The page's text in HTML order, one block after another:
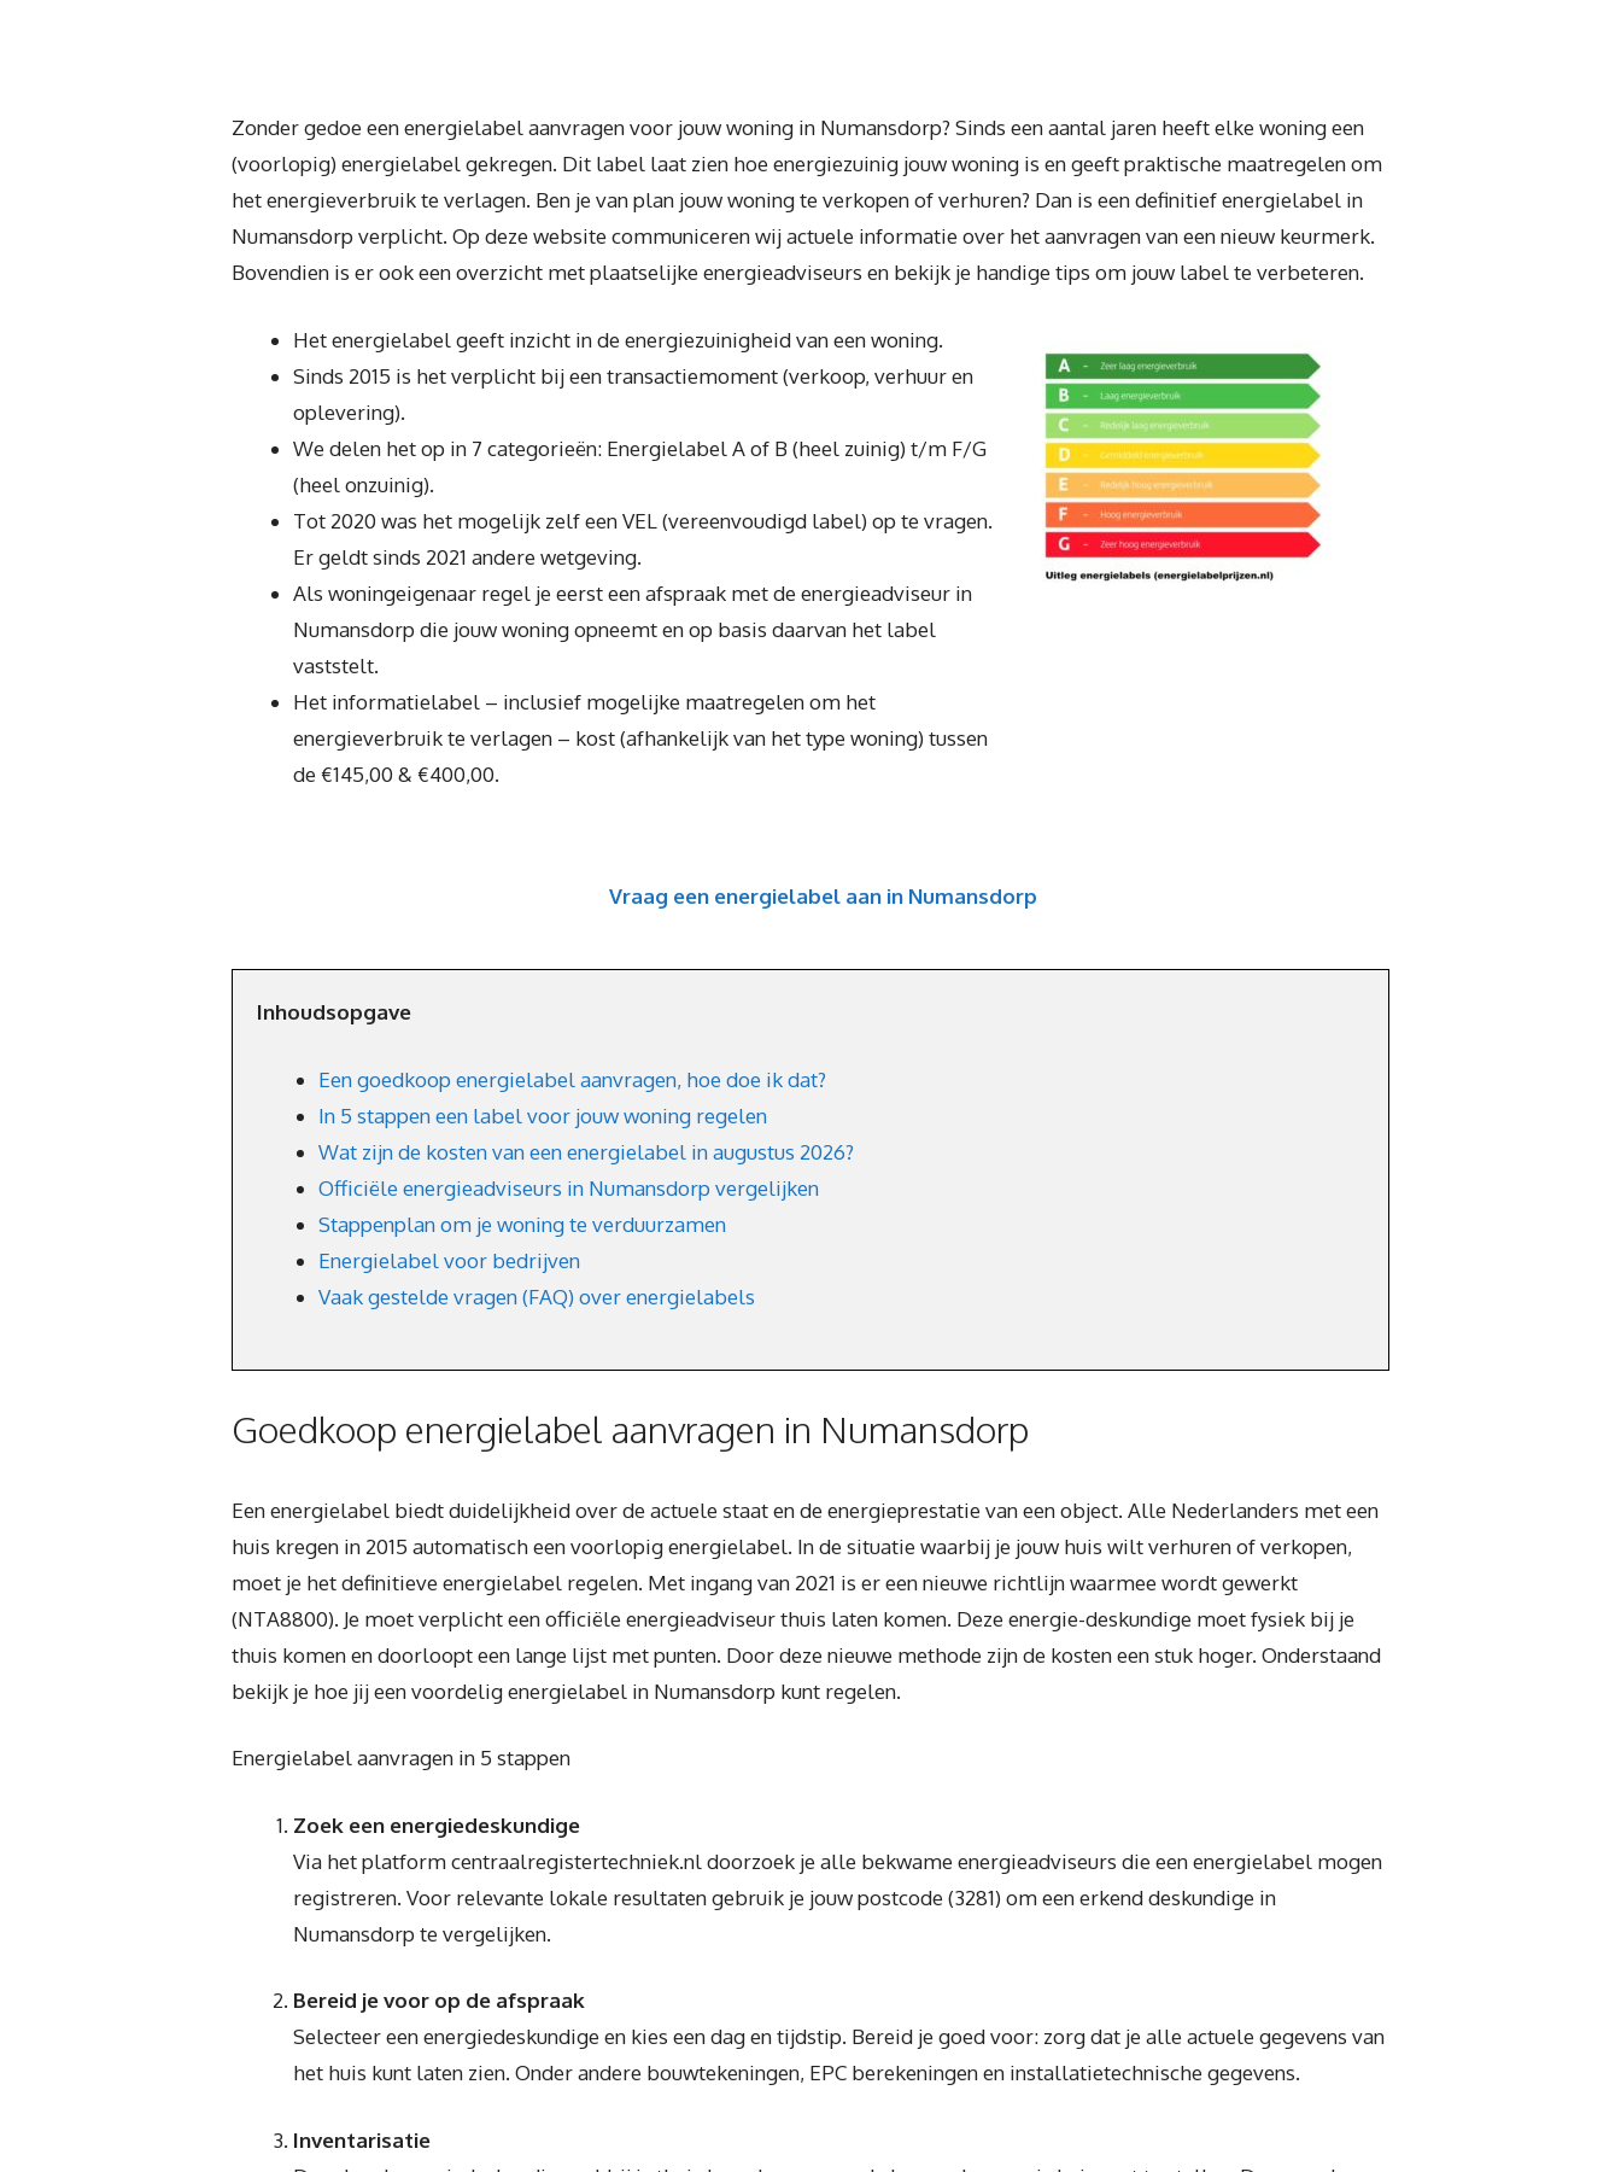
Zonder gedoe een energielabel aanvragen voor jouw woning in Numansdorp? Sinds een aantal jaren heeft elke woning een
(voorlopig) energielabel gekregen. Dit label laat zien hoe energiezuinig jouw woning is en geeft praktische maatregelen om
het energieverbruik te verlagen. Ben je van plan jouw woning te verkopen of verhuren? Dan is een definitief energielabel in
Numansdorp verplicht. Op deze website communiceren wij actuele informatie over het aanvragen van een nieuw keurmerk.
Bovendien is er ook een overzicht met plaatselijke energieadviseurs en bekijk je handige tips om jouw label te verbeteren.
Het energielabel geeft inzicht in de energiezuinigheid van een woning.
Sinds 2015 is het verplicht bij een transactiemoment (verkoop, verhuur en
oplevering).
We delen het op in 7 categorieën: Energielabel A of B (heel zuinig) t/m F/G
(heel onzuinig).
Tot 2020 was het mogelijk zelf een VEL (vereenvoudigd label) op te vragen.
Er geldt sinds 2021 andere wetgeving.
Als woningeigenaar regel je eerst een afspraak met de energieadviseur in
Numansdorp die jouw woning opneemt en op basis daarvan het label
vaststelt.
Het informatielabel – inclusief mogelijke maatregelen om het
energieverbruik te verlagen – kost (afhankelijk van het type woning) tussen
de €145,00 & €400,00.
Vraag een energielabel aan in Numansdorp
Inhoudsopgave
Een goedkoop energielabel aanvragen, hoe doe ik dat?
In 5 stappen een label voor jouw woning regelen
Wat zijn de kosten van een energielabel in augustus 2026?
Officiële energieadviseurs in Numansdorp vergelijken
Stappenplan om je woning te verduurzamen
Energielabel voor bedrijven
Vaak gestelde vragen (FAQ) over energielabels
Goedkoop energielabel aanvragen in Numansdorp
Een energielabel biedt duidelijkheid over de actuele staat en de energieprestatie van een object. Alle Nederlanders met een
huis kregen in 2015 automatisch een voorlopig energielabel. In de situatie waarbij je jouw huis wilt verhuren of verkopen,
moet je het definitieve energielabel regelen. Met ingang van 2021 is er een nieuwe richtlijn waarmee wordt gewerkt
(NTA8800). Je moet verplicht een officiële energieadviseur thuis laten komen. Deze energie-deskundige moet fysiek bij je
thuis komen en doorloopt een lange lijst met punten. Door deze nieuwe methode zijn de kosten een stuk hoger. Onderstaand
bekijk je hoe jij een voordelig energielabel in Numansdorp kunt regelen.
Energielabel aanvragen in 5 stappen
Zoek een energiedeskundige
Via het platform centraalregistertechniek.nl doorzoek je alle bekwame energieadviseurs die een energielabel mogen
registreren. Voor relevante lokale resultaten gebruik je jouw postcode (3281) om een erkend deskundige in
Numansdorp te vergelijken.
Bereid je voor op de afspraak
Selecteer een energiedeskundige en kies een dag en tijdstip. Bereid je goed voor: zorg dat je alle actuele gegevens van
het huis kunt laten zien. Onder andere bouwtekeningen, EPC berekeningen en installatietechnische gegevens.
Inventarisatie